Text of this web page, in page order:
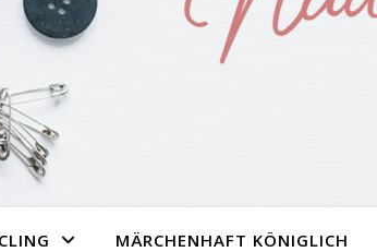
MÄRCHENHAFT KÖNIGLICH